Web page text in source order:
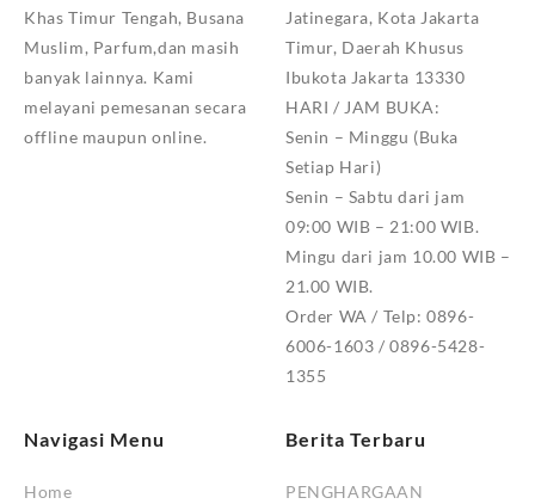
Khas Timur Tengah, Busana
Muslim, Parfum,dan masih
banyak lainnya. Kami
melayani pemesanan secara
offline maupun online.
Jatinegara, Kota Jakarta
Timur, Daerah Khusus
Ibukota Jakarta 13330
HARI / JAM BUKA:
Senin – Minggu (Buka
Setiap Hari)
Senin – Sabtu dari jam
09:00 WIB – 21:00 WIB.
Mingu dari jam 10.00 WIB –
21.00 WIB.
Order WA / Telp: 0896-
6006-1603 / 0896-5428-
1355
Navigasi Menu
Home
Berita Terbaru
PENGHARGAAN